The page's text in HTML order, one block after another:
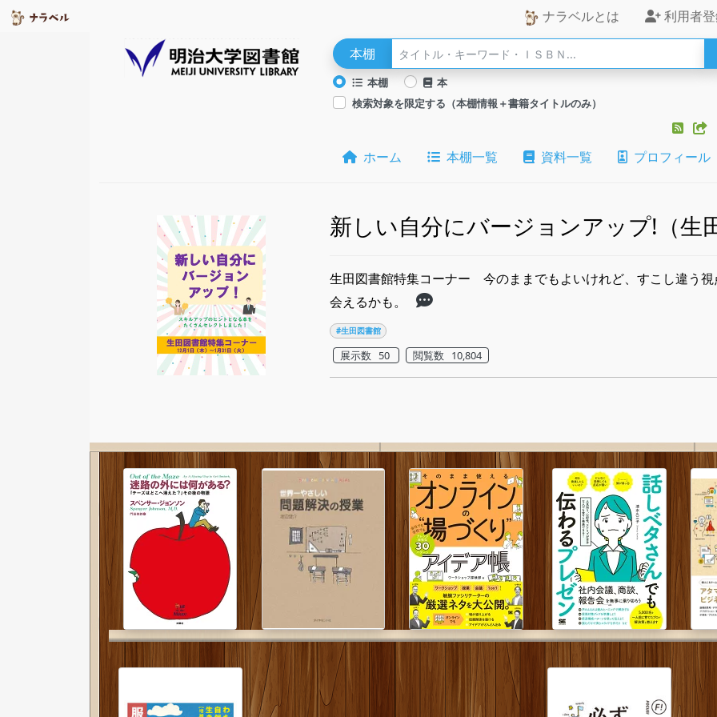
ナラベルとは 利用者
本棚
本棚
本
検索対象を限定する（本棚情報＋書籍タイトルのみ）
ホーム 本棚一覧 資料一覧 プロフィール
新しい自分にバージョンアップ!（生
生田図書館特集コーナー 今のままでもよいけれど、すこし違う
会えるかも。
#生田図書館
展示数 50 閲覧数 10,804